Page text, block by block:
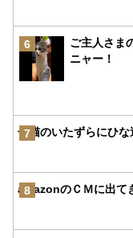
6
ご主人さま
ニャー！
7
子猫のいたずらにひ
8
amazonのＣＭに出て